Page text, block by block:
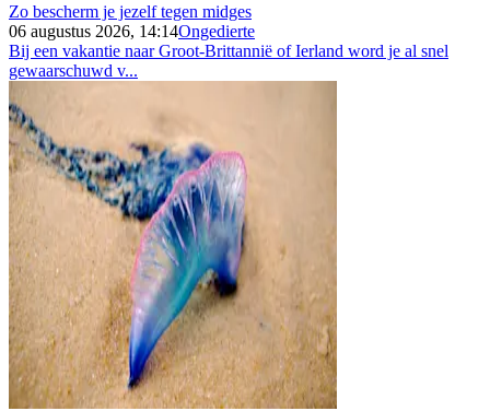
Zo bescherm je jezelf tegen midges
06 augustus 2026, 14:14Ongedierte
Bij een vakantie naar Groot-Brittannië of Ierland word je al snel
gewaarschuwd v...